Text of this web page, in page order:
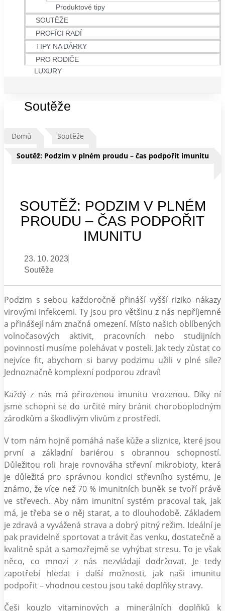
Produktové tipy
SOUTĚŽE
PROFÍCI RADÍ
TIPY NA DÁRKY
PRO RODIČE
LUXURY
Soutěže
Domů Soutěže
Soutěž: Podzim v plném proudu – čas podpořit imunitu
SOUTĚŽ: PODZIM V PLNÉM
PROUDU – ČAS PODPOŘIT
IMUNITU
23. 10. 2023
Soutěže
Podzim s sebou každoročně přináší vyšší riziko nákazy
virovými infekcemi. Ty jsou pro většinu z nás nepříjemné
a přinášejí nám značná omezení. Místo našich oblíbených
volnočasových aktivit, pracovních nebo studijních
povinností musíme polehávat v posteli. Jak tedy zůstat co
nejvíce fit, abychom si barvy podzimu užili v plné síle?
Jednoznačně komplexní podporou zdraví!
Každý z nás má přirozenou imunitu vrozenou. Díky ní
jsme schopni se do určité míry bránit choroboplodným
zárodkům a škodlivým vlivům z prostředí.
V tom nám hojně pomáhá naše kůže a sliznice, které jsou
první a základní bariérou s obrannou schopností.
Důležitou roli hraje rovnováha střevní mikrobioty, která
je důležitá pro správnou kondici střevního systému, Je
známo, že více než 70 % imunitních buněk se tvoří právě
ve střevech. Aby nám imunitní systém pracoval tak, jak
má, je třeba se o něj starat, a to dlouhodobě. Základem
je zdravá a vyvážená strava a dobrý pitný režim. Ideální je
pak pravidelně sportovat a trávit čas venku, dostatečně a
kvalitně spát a samozřejmě se vyhýbat stresu. To je však
něco, co mnozí z nás nezvládají dodržovat. Je tedy
zapotřebí hledat i další možnosti, jak naši imunitu
podpořit – vhodnou cestou jsou také doplňky stravy.
Češi kouzlo vitaminových a minerálních doplňků k